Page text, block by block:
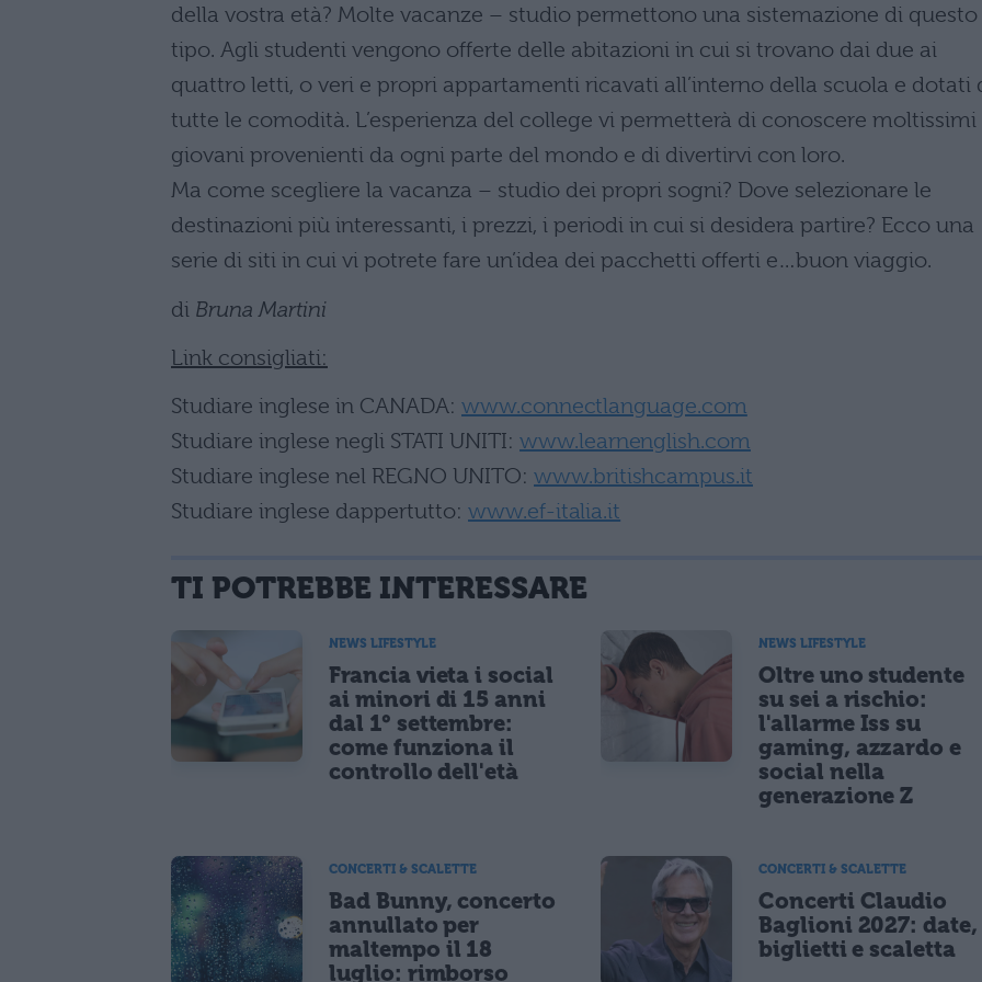
della vostra età? Molte vacanze – studio permettono una sistemazione di questo
tipo. Agli studenti vengono offerte delle abitazioni in cui si trovano dai due ai
quattro letti, o veri e propri appartamenti ricavati all’interno della scuola e dotati
tutte le comodità. L’esperienza del college vi permetterà di conoscere moltissimi
giovani provenienti da ogni parte del mondo e di divertirvi con loro.
Ma come scegliere la vacanza – studio dei propri sogni? Dove selezionare le
destinazioni più interessanti, i prezzi, i periodi in cui si desidera partire? Ecco una
serie di siti in cui vi potrete fare un’idea dei pacchetti offerti e…buon viaggio.
di Bruna Martini
Link consigliati:
Studiare inglese in CANADA: www.connectlanguage.com
Studiare inglese negli STATI UNITI: www.learnenglish.com
Studiare inglese nel REGNO UNITO: www.britishcampus.it
Studiare inglese dappertutto: www.ef-italia.it
TI POTREBBE INTERESSARE
NEWS LIFESTYLE
Francia vieta i social
ai minori di 15 anni
dal 1° settembre:
come funziona il
controllo dell'età
NEWS LIFESTYLE
Oltre uno studente
su sei a rischio:
l'allarme Iss su
gaming, azzardo e
social nella
generazione Z
CONCERTI & SCALETTE
Bad Bunny, concerto
annullato per
maltempo il 18
luglio: rimborso
CONCERTI & SCALETTE
Concerti Claudio
Baglioni 2027: date,
biglietti e scaletta